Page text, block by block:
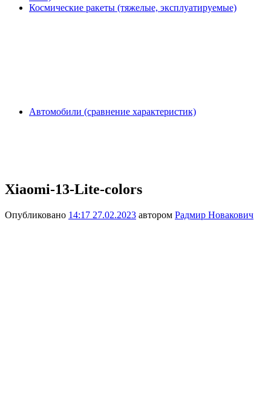
Космические ракеты (тяжелые, эксплуатируемые)
Автомобили (сравнение характеристик)
Xiaomi-13-Lite-colors
Опубликовано 14:17 27.02.2023 автором Радмир Новакович